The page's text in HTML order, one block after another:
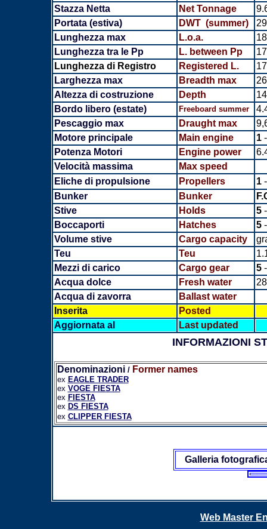
Stazza Netta
Net Tonnage
Portata (estiva)
DWT (summer)
Lunghezza max
L.o.a.
Lunghezza tra le Pp
L. between Pp
Lunghezza di Registro
Registered L.
Larghezza max
Breadth max
Altezza di costruzione
Depth
Bordo libero (estate)
Freeboard summer
Pescaggio max
Draught max
Motore principale
Main engine 1-
Potenza Motori
Engine power
Velocità massima
Max speed
Eliche di propulsione
Propellers 1-
Bunker
Bunker
Stive
Holds 5-
Boccaporti
Hatches 5-
Volume stive
Cargo capacity
Teu
Teu
Mezzi di carico
Cargo gear 5-
Acqua dolce
Fresh water
Acqua di zavorra
Ballast water
Inserita
Posted
Aggiornata al
Last updated
INFORMAZIONI
Denominazioni/ Former names
ex EAGLE TRADER
ex VOGE FIESTA
ex FIESTA
ex DS FIESTA
ex CLIPPER FIESTA
Galleria
Web Master